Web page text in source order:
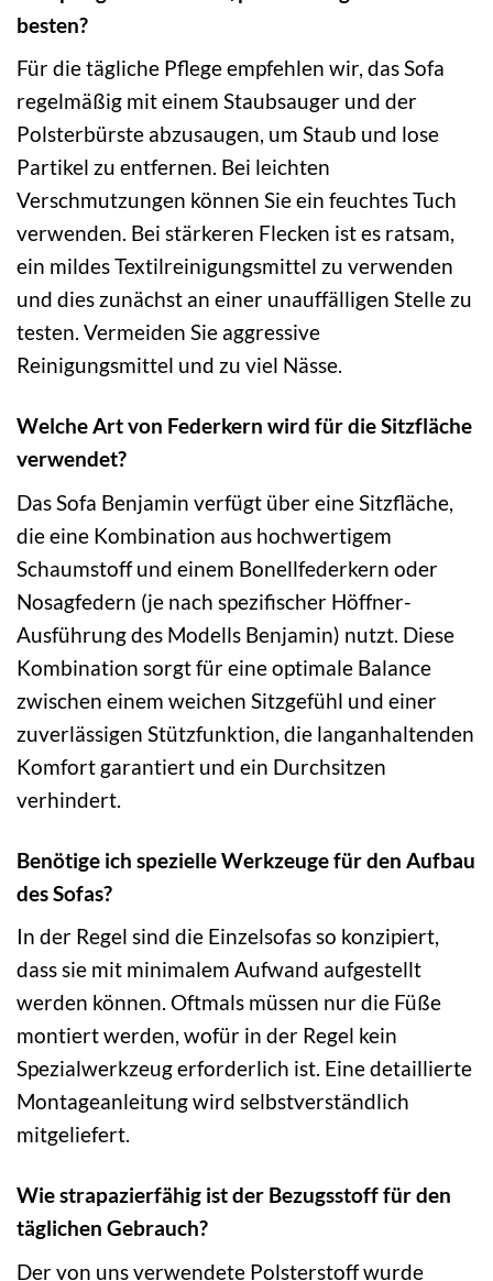
besten?
Für die tägliche Pflege empfehlen wir, das Sofa
regelmäßig mit einem Staubsauger und der
Polsterbürste abzusaugen, um Staub und lose
Partikel zu entfernen. Bei leichten
Verschmutzungen können Sie ein feuchtes Tuch
verwenden. Bei stärkeren Flecken ist es ratsam,
ein mildes Textilreinigungsmittel zu verwenden
und dies zunächst an einer unauffälligen Stelle zu
testen. Vermeiden Sie aggressive
Reinigungsmittel und zu viel Nässe.
Welche Art von Federkern wird für die Sitzfläche
verwendet?
Das Sofa Benjamin verfügt über eine Sitzfläche,
die eine Kombination aus hochwertigem
Schaumstoff und einem Bonellfederkern oder
Nosagfedern (je nach spezifischer Höffner-
Ausführung des Modells Benjamin) nutzt. Diese
Kombination sorgt für eine optimale Balance
zwischen einem weichen Sitzgefühl und einer
zuverlässigen Stützfunktion, die langanhaltenden
Komfort garantiert und ein Durchsitzen
verhindert.
Benötige ich spezielle Werkzeuge für den Aufbau
des Sofas?
In der Regel sind die Einzelsofas so konzipiert,
dass sie mit minimalem Aufwand aufgestellt
werden können. Oftmals müssen nur die Füße
montiert werden, wofür in der Regel kein
Spezialwerkzeug erforderlich ist. Eine detaillierte
Montageanleitung wird selbstverständlich
mitgeliefert.
Wie strapazierfähig ist der Bezugsstoff für den
täglichen Gebrauch?
Der von uns verwendete Polsterstoff wurde